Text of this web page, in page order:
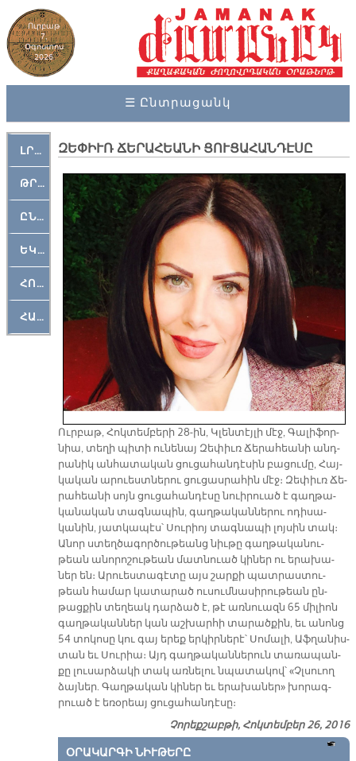
Ուրբաթ
7,
Օգոստոս
2026
☰ Ընտրացանկ
ԼՐԱՀՈՍ
ԹՐՔԱՀԱՅ ԿԵԱՆՔ
ԸՆԿԵՐԱՄՇԱԿՈՒԹԱՅԻՆ
ԵԿԵՂԵՑԱԿԱՆ
ՀՈԳԵՄՏԱՒՈՐ
ՀԱՐԹԱԿ
ԶԵՓԻՒՌ ՃԵՐԱՀԵԱՆԻ ՑՈՒՑԱՀԱՆԴԷՍԸ
Ուր­բաթ, Հոկ­տեմ­բե­րի 28-ին, Կլեն­տէյ­լի մէջ, Գա­լի­ֆոր­
նիա, տե­ղի պի­տի ու­նե­նայ Զե­փիւռ Ճե­րա­հեա­նի անդ­
րա­նիկ ան­հա­տա­կան ցու­ցա­հան­դէ­սին բա­ցու­մը, Հայ­
կա­կան ա­րուեստ­նե­րու ցու­ցաս­րա­հին մէջ։ Զե­փիւռ Ճե­
րա­հեա­նի սոյն ցու­ցա­հան­դէ­սը նուի­րուած է գաղ­թա­
կա­նա­կան տագ­նա­պին, գաղթականներու ոդիսա­
կանին, յատ­կա­պէս՝ Սու­րիոյ տագ­նա­պի լոյ­սին տակ։
Ա­նոր ստեղ­ծա­գոր­ծու­թեանց նիւ­թը գաղ­թա­կա­նու­
թեան ա­նո­րո­շու­թեան մատ­նուած կի­ներ ու ե­րա­խա­
ներ են։ Ա­րուես­տա­գէ­տը այս շար­քի պատ­րաս­տու­
թեան հա­մար կա­տա­րած ու­սում­նա­սի­րու­թեան ըն­
թաց­քին տե­ղեակ դար­ձած է, թէ առ­նուազն 65 մի­լիոն
գաղ­թա­կան­ներ կան աշ­խար­հի տա­րած­քին, եւ ա­նոնց
54 տո­կո­սը կու գայ ե­րեք եր­կիր­նե­րէ՝ Սո­մա­լի, Աֆ­ղա­նիս­
տան եւ Սու­րիա։ Այդ գաղ­թա­կան­նե­րուն տա­ռա­պան­
քը լու­սար­ձա­կի տակ առ­նե­լու նպա­տա­կով՝ «Չլսուող
ձայ­ներ. Գաղ­թա­կան կի­ներ եւ ե­րա­խա­ներ» խո­րագ­
րուած է ե­ռօ­րեայ ցու­ցա­հան­դէ­սը։
Չորեքշաբթի, Հոկտեմբեր 26, 2016
ՕՐԱԿԱՐԳԻ ՆԻՒԹԵՐԸ